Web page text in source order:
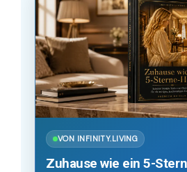
VON INFINITY.LIVING
Zuhause wie ein 5-